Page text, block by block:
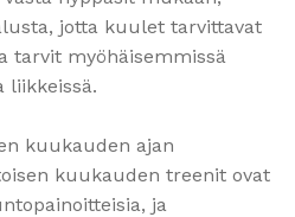
jotta kuulet tarvittavat
tarvit myöhäisemmissä
liikkeissä.
kuukauden ajan
kuukauden treenit ovat
ja